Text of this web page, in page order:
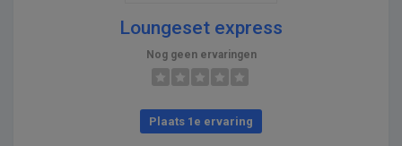
Loungeset express
Nog geen ervaringen
Plaats 1e ervaring